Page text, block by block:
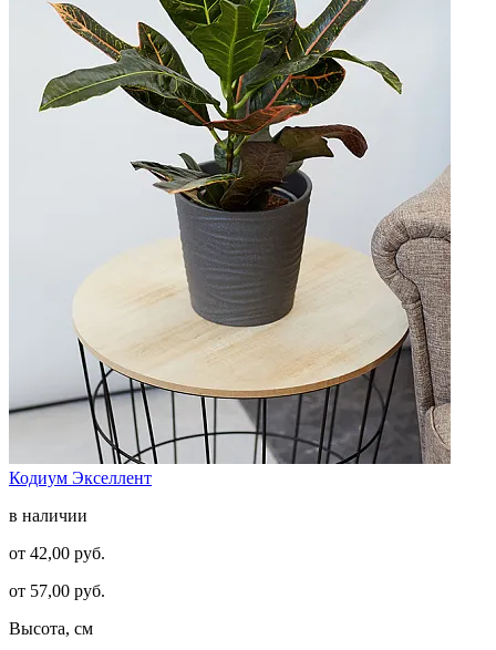
Кодиум Экселлент
в наличии
от 42,00 руб.
от 57,00 руб.
Высота, см